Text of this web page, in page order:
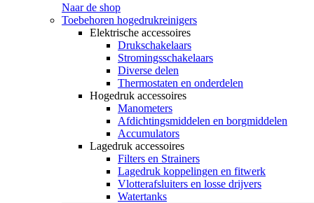
Naar de shop
Toebehoren hogedrukreinigers
Elektrische accessoires
Drukschakelaars
Stromingsschakelaars
Diverse delen
Thermostaten en onderdelen
Hogedruk accessoires
Manometers
Afdichtingsmiddelen en borgmiddelen
Accumulators
Lagedruk accessoires
Filters en Strainers
Lagedruk koppelingen en fitwerk
Vlotterafsluiters en losse drijvers
Watertanks